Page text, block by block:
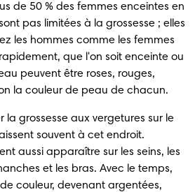
de 50 % des femmes enceintes en
pas limitées à la grossesse ; elles
les hommes comme les femmes
que l'on soit enceinte ou
peuvent être roses, rouges,
la couleur de peau de chacun.
la grossesse aux vergetures sur le
souvent à cet endroit.
aussi apparaître sur les seins, les
et les bras. Avec le temps,
couleur, devenant argentées,